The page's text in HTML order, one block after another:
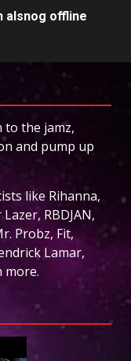
alsnog offline
to the jamz,
and pump up
like Rihanna,
RBDJAN,
Probz, Fit,
Lamar,
more.